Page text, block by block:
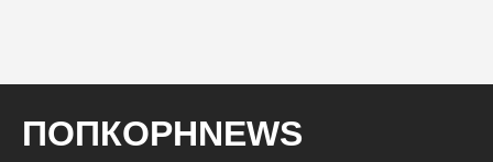
ПОПКОРНNEWS